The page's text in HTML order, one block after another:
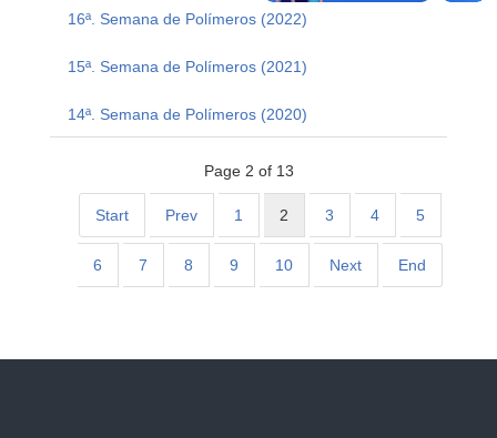
16ª. Semana de Polímeros (2022)
15ª. Semana de Polímeros (2021)
14ª. Semana de Polímeros (2020)
Page 2 of 13
Start Prev 1 2 3 4 5
6 7 8 9 10 Next End